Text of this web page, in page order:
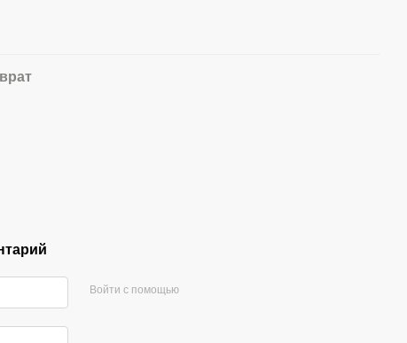
Войти с помощью